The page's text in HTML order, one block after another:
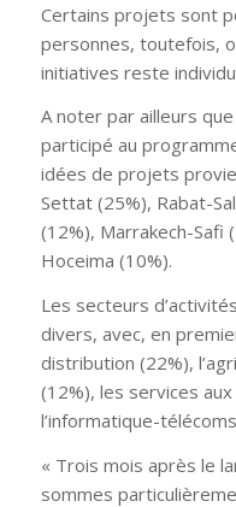
Certains projets sont
personnes, toutefois,
initiatives reste
A noter par ailleurs
participé au
idées de projets
Settat (25%), Rabat-
(12%), Marrakech-Safi
Hoceima (10%).
Les secteurs
divers, avec, en
distribution (22%),
(12%), les services
l’informatique-
« Trois mois après le
sommes